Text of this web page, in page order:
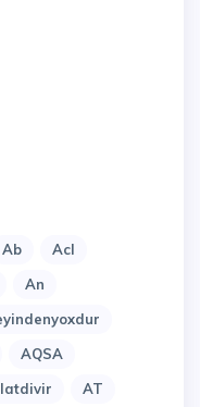
Ab
Acl
An
AQSA
AT